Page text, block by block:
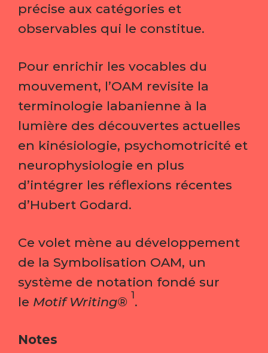
précise aux catégories et
observables qui le constitue.
Pour enrichir les vocables du
mouvement, l’OAM revisite la
terminologie labanienne à la
lumière des découvertes actuelles
en kinésiologie, psychomotricité et
neurophysiologie en plus
d’intégrer les réflexions récentes
d’Hubert Godard.
Ce volet mène au développement
de la Symbolisation OAM, un
système de notation fondé sur
le Motif Writing® 1 .
Notes